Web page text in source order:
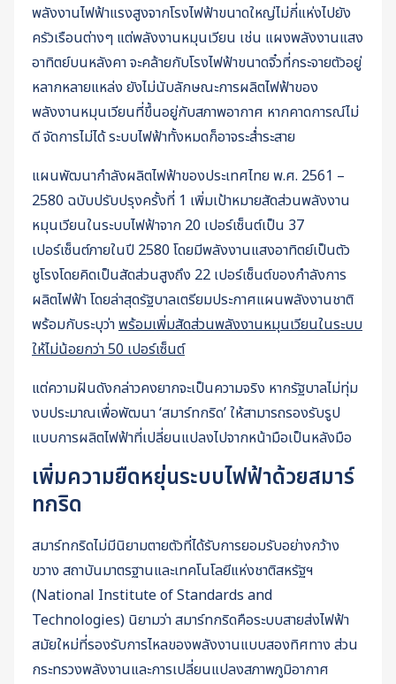
พลังงานไฟฟ้าแรงสูงจากโรงไฟฟ้าขนาดใหญ่ไม่กี่แห่งไปยัง
ครัวเรือนต่างๆ แต่พลังงานหมุนเวียน เช่น แผงพลังงานแสง
อาทิตย์บนหลังคา จะคล้ายกับโรงไฟฟ้าขนาดจิ๋วที่กระจายตัวอยู่
หลากหลายแหล่ง ยังไม่นับลักษณะการผลิตไฟฟ้าของ
พลังงานหมุนเวียนที่ขึ้นอยู่กับสภาพอากาศ หากคาดการณ์ไม่
ดี จัดการไม่ได้ ระบบไฟฟ้าทั้งหมดก็อาจระส่ำระสาย
แผนพัฒนากำลังผลิตไฟฟ้าของประเทศไทย พ.ศ. 2561 –
2580 ฉบับปรับปรุงครั้งที่ 1 เพิ่มเป้าหมายสัดส่วนพลังงาน
หมุนเวียนในระบบไฟฟ้าจาก 20 เปอร์เซ็นต์เป็น 37
เปอร์เซ็นต์ภายในปี 2580 โดยมีพลังงานแสงอาทิตย์เป็นตัว
ชูโรงโดยคิดเป็นสัดส่วนสูงถึง 22 เปอร์เซ็นต์ของกำลังการ
ผลิตไฟฟ้า โดยล่าสุดรัฐบาลเตรียมประกาศแผนพลังงานชาติ
พร้อมกับระบุว่าพร้อมเพิ่มสัดส่วนพลังงานหมุนเวียนในระบบ
ให้ไม่น้อยกว่า 50 เปอร์เซ็นต์
แต่ความฝันดังกล่าวคงยากจะเป็นความจริง หากรัฐบาลไม่ทุ่ม
งบประมาณเพื่อพัฒนา ‘สมาร์ทกริด’ ให้สามารถรองรับรูป
แบบการผลิตไฟฟ้าที่เปลี่ยนแปลงไปจากหน้ามือเป็นหลังมือ
เพิ่มความยืดหยุ่นระบบไฟฟ้าด้วยสมาร์
ทกริด
สมาร์ทกริดไม่มีนิยามตายตัวที่ได้รับการยอมรับอย่างกว้าง
ขวาง สถาบันมาตรฐานและเทคโนโลยีแห่งชาติสหรัฐฯ
(National Institute of Standards and
Technologies) นิยามว่า สมาร์ทกริดคือระบบสายส่งไฟฟ้า
สมัยใหม่ที่รองรับการไหลของพลังงานแบบสองทิศทาง ส่วน
กระทรวงพลังงานและการเปลี่ยนแปลงสภาพภูมิอากาศ